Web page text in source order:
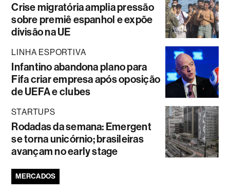
Crise migratória amplia pressão
sobre premiê espanhol e expõe
divisão na UE
LINHA ESPORTIVA
Infantino abandona plano para
Fifa criar empresa após oposição
de UEFA e clubes
STARTUPS
Rodadas da semana: Emergent
se torna unicórnio; brasileiras
avançam no early stage
MERCADOS